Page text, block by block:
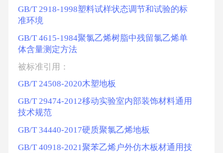
GB/T 2918-1998塑料试样状态调节和试验的标
准环境
GB/T 4615-1984聚氯乙烯树脂中残留氯乙烯单
体含量测定方法
被标准引用：
GB/T 24508-2020木塑地板
GB/T 29474-2012移动实验室内部装饰材料通用
技术规范
GB/T 34440-2017硬质聚氯乙烯地板
GB/T 40918-2021聚苯乙烯户外仿木板材通用技